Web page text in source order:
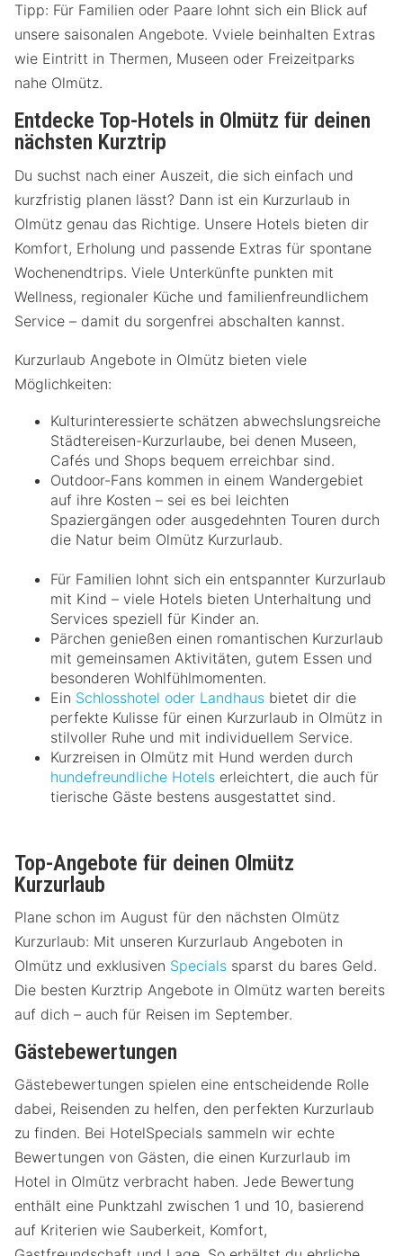
Tipp: Für Familien oder Paare lohnt sich ein Blick auf
unsere saisonalen Angebote. Vviele beinhalten Extras
wie Eintritt in Thermen, Museen oder Freizeitparks
nahe Olmütz.
Entdecke Top-Hotels in Olmütz für deinen
nächsten Kurztrip
Du suchst nach einer Auszeit, die sich einfach und
kurzfristig planen lässt? Dann ist ein Kurzurlaub in
Olmütz genau das Richtige. Unsere Hotels bieten dir
Komfort, Erholung und passende Extras für spontane
Wochenendtrips. Viele Unterkünfte punkten mit
Wellness, regionaler Küche und familienfreundlichem
Service – damit du sorgenfrei abschalten kannst.
Kurzurlaub Angebote in Olmütz bieten viele
Möglichkeiten:
Kulturinteressierte schätzen abwechslungsreiche
Städtereisen-Kurzurlaube, bei denen Museen,
Cafés und Shops bequem erreichbar sind.
Outdoor-Fans kommen in einem Wandergebiet
auf ihre Kosten – sei es bei leichten
Spaziergängen oder ausgedehnten Touren durch
die Natur beim Olmütz Kurzurlaub.
Für Familien lohnt sich ein entspannter Kurzurlaub
mit Kind – viele Hotels bieten Unterhaltung und
Services speziell für Kinder an.
Pärchen genießen einen romantischen Kurzurlaub
mit gemeinsamen Aktivitäten, gutem Essen und
besonderen Wohlfühlmomenten.
Ein Schlosshotel oder Landhaus bietet dir die
perfekte Kulisse für einen Kurzurlaub in Olmütz in
stilvoller Ruhe und mit individuellem Service.
Kurzreisen in Olmütz mit Hund werden durch
hundefreundliche Hotels erleichtert, die auch für
tierische Gäste bestens ausgestattet sind.
Top-Angebote für deinen Olmütz
Kurzurlaub
Plane schon im August für den nächsten Olmütz
Kurzurlaub: Mit unseren Kurzurlaub Angeboten in
Olmütz und exklusiven Specials sparst du bares Geld.
Die besten Kurztrip Angebote in Olmütz warten bereits
auf dich – auch für Reisen im September.
Gästebewertungen
Gästebewertungen spielen eine entscheidende Rolle
dabei, Reisenden zu helfen, den perfekten Kurzurlaub
zu finden. Bei HotelSpecials sammeln wir echte
Bewertungen von Gästen, die einen Kurzurlaub im
Hotel in Olmütz verbracht haben. Jede Bewertung
enthält eine Punktzahl zwischen 1 und 10, basierend
auf Kriterien wie Sauberkeit, Komfort,